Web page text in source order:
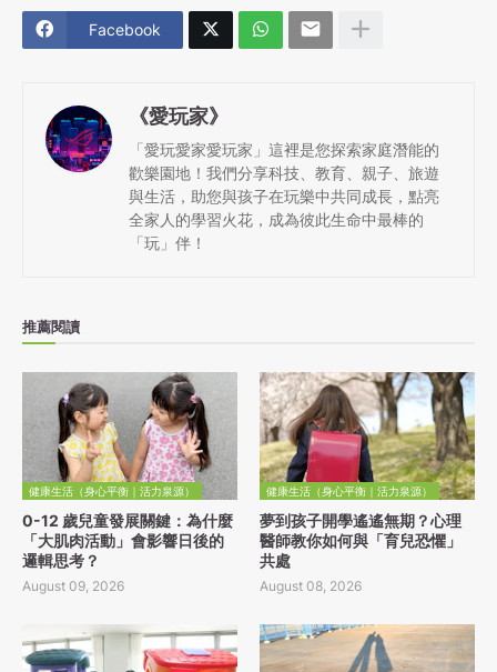
Facebook
《愛玩家》
「愛玩愛家愛玩家」這裡是您探索家庭潛能的
歡樂園地！我們分享科技、教育、親子、旅遊
與生活，助您與孩子在玩樂中共同成長，點亮
全家人的學習火花，成為彼此生命中最棒的
「玩」伴！
推薦閱讀
健康生活（身心平衡｜活力泉源）
0-12 歲兒童發展關鍵：為什麼
「大肌肉活動」會影響日後的
邏輯思考？
August 09, 2026
健康生活（身心平衡｜活力泉源）
夢到孩子開學遙遙無期？心理
醫師教你如何與「育兒恐懼」
共處
August 08, 2026